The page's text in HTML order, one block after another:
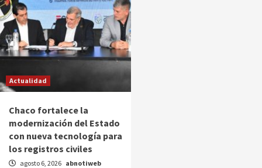
Actualidad
Chaco fortalece la
modernización del Estado
con nueva tecnología para
los registros civiles
agosto 6, 2026 abnotiweb